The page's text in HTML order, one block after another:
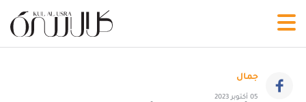
جمال
05 أكتوبر 2023